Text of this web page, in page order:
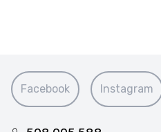
Facebook Instagram